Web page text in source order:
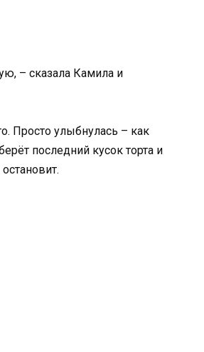
– сказала Камила и
Просто улыбнулась – как
последний кусок торта и